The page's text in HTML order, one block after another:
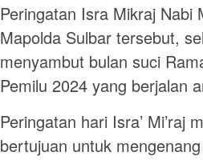
Peringatan Isra Mikraj Nabi
Mapolda Sulbar tersebut,
menyambut bulan suci
Pemilu 2024 yang berjalan
Peringatan hari Isra’ Mi’raj
bertujuan untuk